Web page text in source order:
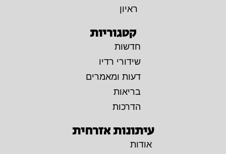
ראיון
קטגוריות
חדשות
שידורי רדיו
דעות ומאמרים
בריאות
הדרכות
עיתונות אזרחית
אודות